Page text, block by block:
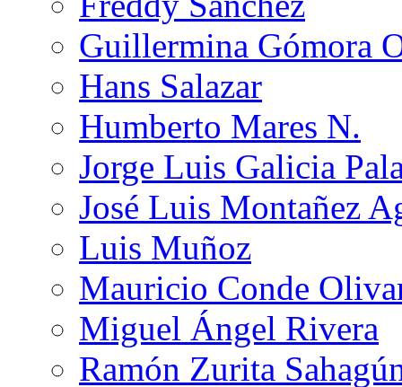
Guillermina Gómora
Hans Salazar
Humberto Mares N.
Jorge Luis Galicia
José Luis Montañez
Luis Muñoz
Mauricio Conde
Miguel Ángel Rivera
Ramón Zurita